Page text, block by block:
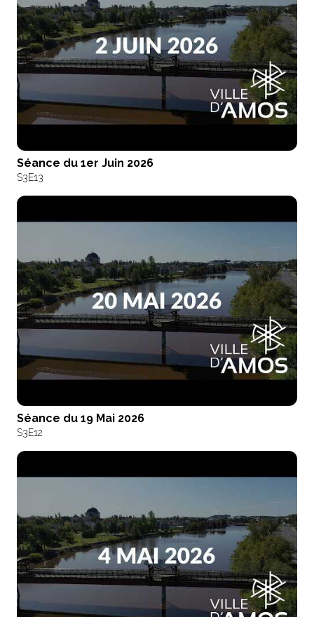
Séance du 1er Juin 2026
S3E13
Séance du 19 Mai 2026
S3E12